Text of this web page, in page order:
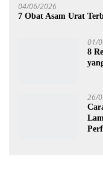
04/06/2026
7 Obat Asam Urat
01/
8
26/